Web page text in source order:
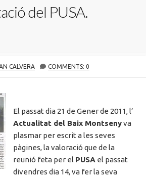
del PUSA.
CALVERA COMMENTS: 0
El passat dia 21 de Gener de 2011, l’
Actualitat del Baix Montsenyva
plasmar per escrit a les seves
pàgines, la valoració que de la
reunió feta per el PUSA el passat
divendres dia 14, va fer la seva